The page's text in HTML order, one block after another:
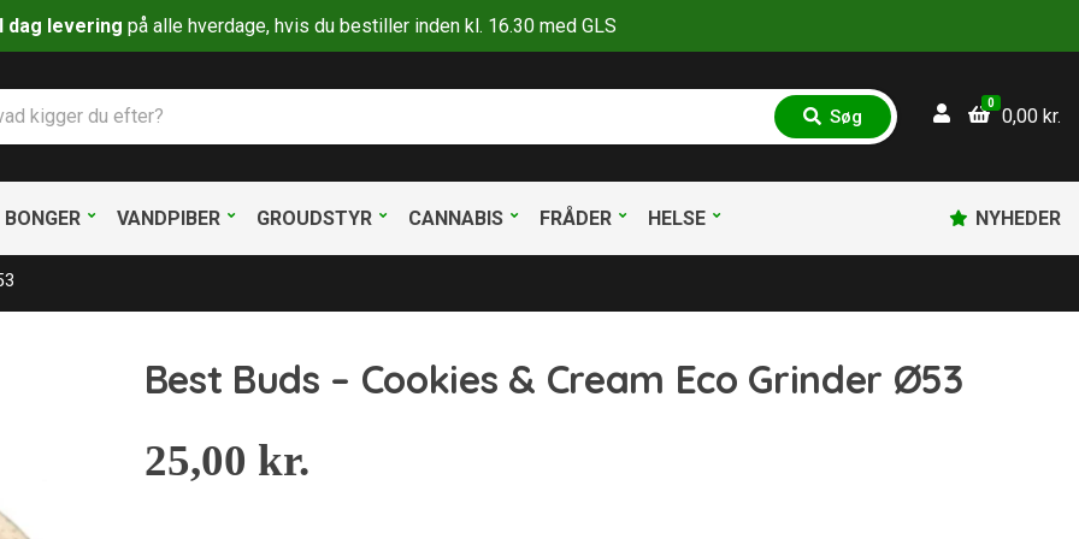
dag levering på alle hverdage, hvis du bestiller inden kl. 16.30 med GLS
S
ø
Søg
0
0,00 kr.
BONGER VANDPIBER GROUDSTYR CANNABIS FRÅDER HELSE NYHEDER
Best Buds – Cookies & Cream Eco Grinder Ø53
25,00 kr.